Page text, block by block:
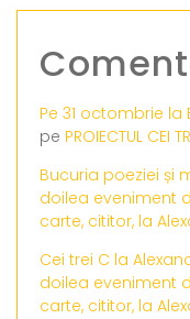
Pe 31 octombrie
pe PROIECTUL CEI
Bucuria poeziei și
doilea eveniment
carte, cititor, la
Cei trei C la
doilea eveniment
carte, cititor, la